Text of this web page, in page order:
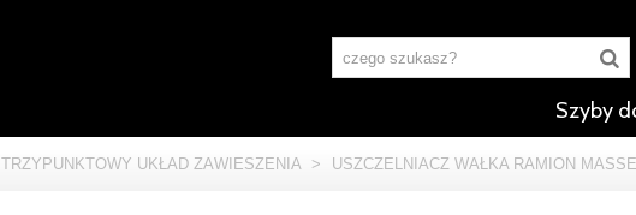
Szyby
TRZYPUNKTOWY UKŁAD ZAWIESZENIA > USZCZELNIACZ WAŁKA RAMION